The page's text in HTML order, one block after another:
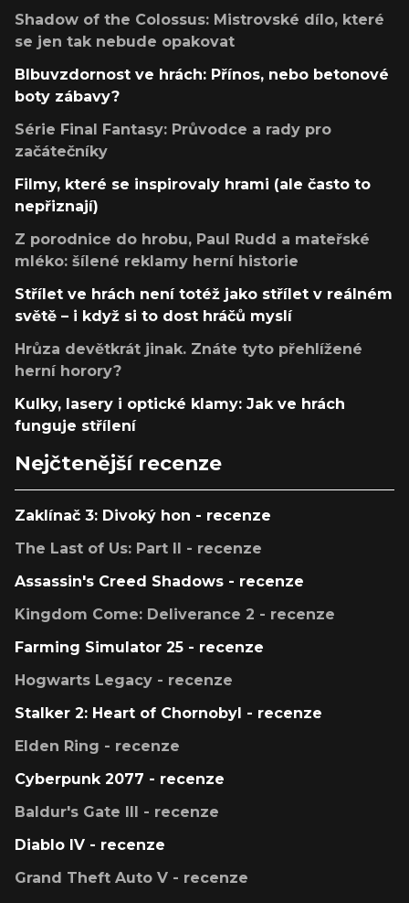
Shadow of the Colossus: Mistrovské dílo, které
se jen tak nebude opakovat
Blbuvzdornost ve hrách: Přínos, nebo betonové
boty zábavy?
Série Final Fantasy: Průvodce a rady pro
začátečníky
Filmy, které se inspirovaly hrami (ale často to
nepřiznají)
Z porodnice do hrobu, Paul Rudd a mateřské
mléko: šílené reklamy herní historie
Střílet ve hrách není totéž jako střílet v reálném
světě – i když si to dost hráčů myslí
Hrůza devětkrát jinak. Znáte tyto přehlížené
herní horory?
Kulky, lasery i optické klamy: Jak ve hrách
funguje střílení
Nejčtenější recenze
Zaklínač 3: Divoký hon - recenze
The Last of Us: Part II - recenze
Assassin's Creed Shadows - recenze
Kingdom Come: Deliverance 2 - recenze
Farming Simulator 25 - recenze
Hogwarts Legacy - recenze
Stalker 2: Heart of Chornobyl - recenze
Elden Ring - recenze
Cyberpunk 2077 - recenze
Baldur's Gate III - recenze
Diablo IV - recenze
Grand Theft Auto V - recenze